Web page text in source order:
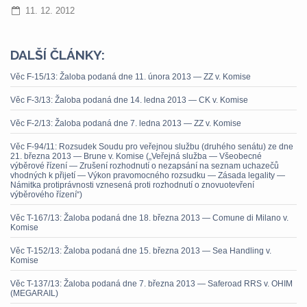
11. 12. 2012
DALŠÍ ČLÁNKY:
Věc F-15/13: Žaloba podaná dne 11. února 2013 — ZZ v. Komise
Věc F-3/13: Žaloba podaná dne 14. ledna 2013 — CK v. Komise
Věc F-2/13: Žaloba podaná dne 7. ledna 2013 — ZZ v. Komise
Věc F-94/11: Rozsudek Soudu pro veřejnou službu (druhého senátu) ze dne
21. března 2013 — Brune v. Komise („Veřejná služba — Všeobecné
výběrové řízení — Zrušení rozhodnutí o nezapsání na seznam uchazečů
vhodných k přijetí — Výkon pravomocného rozsudku — Zásada legality —
Námitka protiprávnosti vznesená proti rozhodnutí o znovuotevření
výběrového řízení“)
Věc T-167/13: Žaloba podaná dne 18. března 2013 — Comune di Milano v.
Komise
Věc T-152/13: Žaloba podaná dne 15. března 2013 — Sea Handling v.
Komise
Věc T-137/13: Žaloba podaná dne 7. března 2013 — Saferoad RRS v. OHIM
(MEGARAIL)